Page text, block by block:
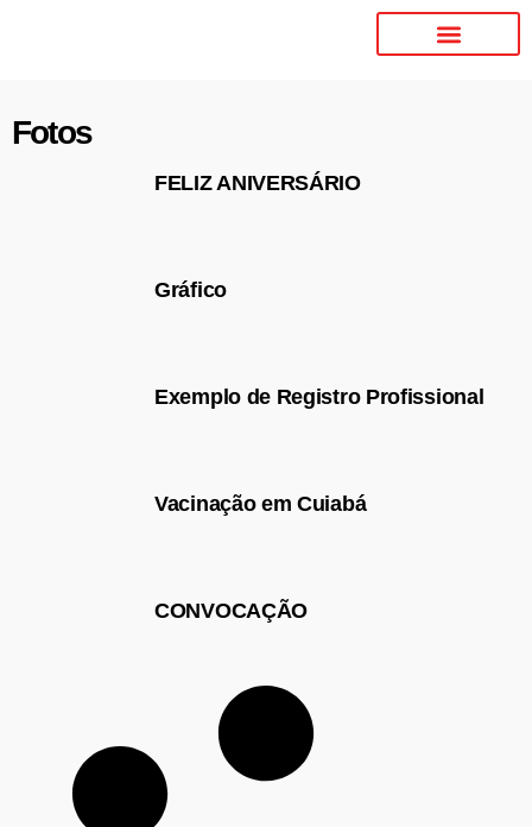
Fotos
FELIZ ANIVERSÁRIO
Gráfico
Exemplo de Registro Profissional
Vacinação em Cuiabá
CONVOCAÇÃO